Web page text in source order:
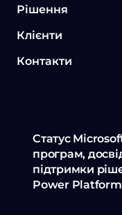
Рішення
Клієнти
Контакти
Статус
програм,
підтримки
Power Platform